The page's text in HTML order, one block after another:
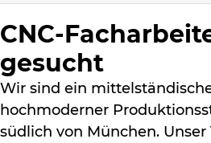
CNC-
gesucht
Wir sind ein
hochmoderner
südlich von München.